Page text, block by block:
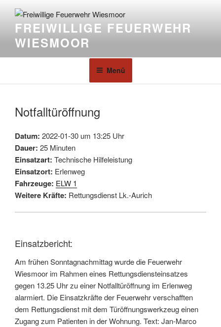
FREIWILLIGE FEUERWEHR
WIESMOOR
Menü
Notfalltüröffnung
Datum: 2022-01-30 um 13:25 Uhr
Dauer: 25 Minuten
Einsatzart: Technische Hilfeleistung
Einsatzort: Erlenweg
Fahrzeuge: ELW 1
Weitere Kräfte: Rettungsdienst Lk.-Aurich
Einsatzbericht:
Am frühen Sonntagnachmittag wurde die Feuerwehr
Wiesmoor im Rahmen eines Rettungsdiensteinsatzes
gegen 13.25 Uhr zu einer Notfalltüröffnung im Erlenweg
alarmiert. Die Einsatzkräfte der Feuerwehr verschafften
dem Rettungsdienst mit dem Türöffnungswerkzeug einen
Zugang zum Patienten in der Wohnung. Text: Jan-Marco